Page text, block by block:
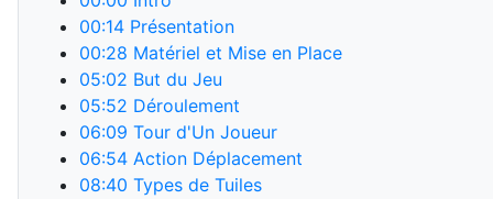
00:14 Présentation
00:28 Matériel et Mise en Place
05:02 But du Jeu
05:52 Déroulement
06:09 Tour d'Un Joueur
06:54 Action Déplacement
08:40 Types de Tuiles